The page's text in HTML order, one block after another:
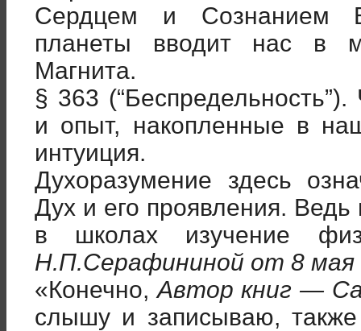
Сердцем и Сознанием
планеты вводит нас в
Магнита.
§ 363
и опыт, накопленные в
интуиция.
Духоразумение здесь
Дух и его проявления.
в школах изучение
Н.П.Серафининой от 8 мая
«Конечно,Автор книг —
слышу и записываю,